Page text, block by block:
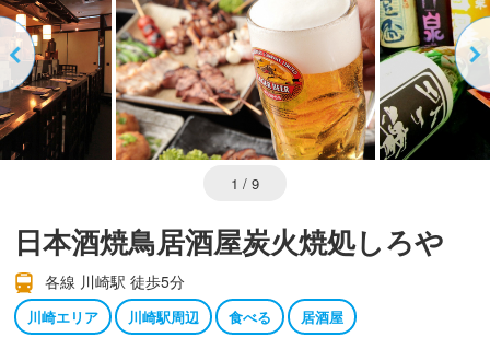
1 / 9
日本酒焼鳥居酒屋炭火焼処しろや
各線 川崎駅 徒歩5分
川崎エリア 川崎駅周辺 食べる 居酒屋